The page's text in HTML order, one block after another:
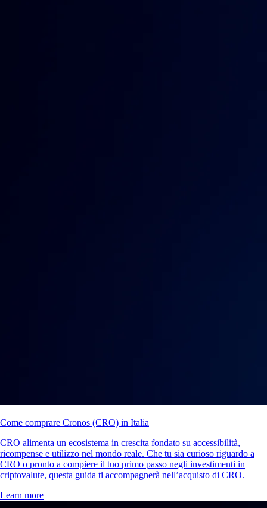
Come comprare Cronos (CRO) in Italia
CRO alimenta un ecosistema in crescita fondato su accessibilità,
ricompense e utilizzo nel mondo reale. Che tu sia curioso riguardo a
CRO o pronto a compiere il tuo primo passo negli investimenti in
criptovalute, questa guida ti accompagnerà nell’acquisto di CRO.
Learn more